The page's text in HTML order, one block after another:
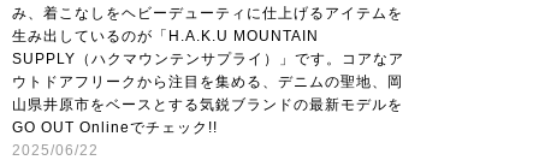
み、着こなしをヘビーデューティに仕上げるアイテムを
生み出しているのが「H.A.K.U MOUNTAIN
SUPPLY（ハクマウンテンサプライ）」です。コアなア
ウトドアフリークから注目を集める、デニムの聖地、岡
山県井原市をベースとする気鋭ブランドの最新モデルを
GO OUT Onlineでチェック!!
2025/06/22